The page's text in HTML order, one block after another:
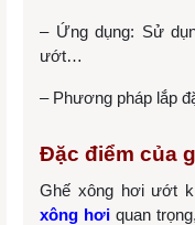
– Ứng dụng: Sử
ướt…
– Phương pháp lắp
Đặc điểm của
Ghế xông hơi ướt
xông hơi quan